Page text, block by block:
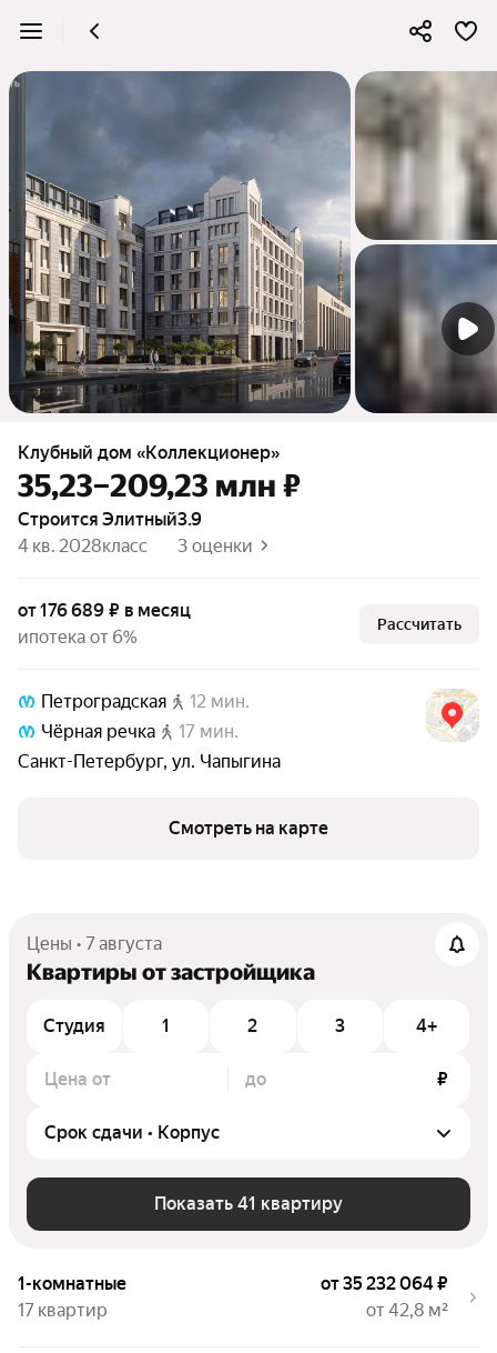
Клубный дом «Коллекционер»
35,23–209,23 млн ₽
Строится
4 кв. 2028
элитный
класс
3.9
3 оценки
от 176 689 ₽ в месяц
ипотека от 6%
Рассчитать
Петроградская
12 мин.
Чёрная речка
17 мин.
Санкт-Петербург, ул. Чапыгина
Смотреть на карте
Цены • 7 августа
Квартиры от застройщика
Студия 1 2 3 4+
Цена от до ₽
Показать 41 квартиру
1-комнатные
от 35 232 064 ₽
17 квартир
от 42,8 м²